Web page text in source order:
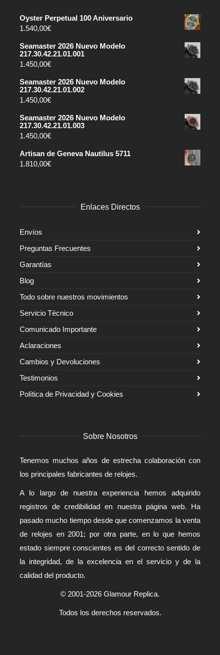
Oyster Perpetual 100 Aniversario
1.540,00€
Seamaster 2026 Nuevo Modelo
217.30.42.21.01.001
1.450,00€
Seamaster 2026 Nuevo Modelo
217.30.42.21.01.002
1.450,00€
Seamaster 2026 Nuevo Modelo
217.30.42.21.01.003
1.450,00€
Artisan de Geneva Nautilus 5711
1.810,00€
Enlaces Directos
Envíos
Preguntas Frecuentes
Garantías
Blog
Todo sobre nuestros movimientos
Servicio Técnico
Comunicado Importante
Aclaraciones
Cambios y Devoluciones
Testimonios
Política de Privacidad y Cookies
Sobre Nosotros
Tenemos muchos años de estrecha colaboración con
los principales fabricantes de relojes.
A lo largo de nuestra experiencia hemos adquirido
registros de credibilidad en nuestra página web. Ha
pasado mucho tiempo desde que comenzamos la venta
de relojes en 2001; por otra parte, en lo que hemos
estado siempre conscientes es del correcto sentido de
la integridad, de la excelencia en el servicio y de la
calidad del producto.
© 2001-2026 Glamour Replica.
Todos los derechos reservados.